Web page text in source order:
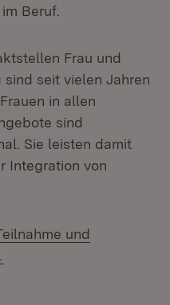
Beruf.
Frau und
seit vielen Jahren
in allen
sind
Sie leisten damit
Integration von
und